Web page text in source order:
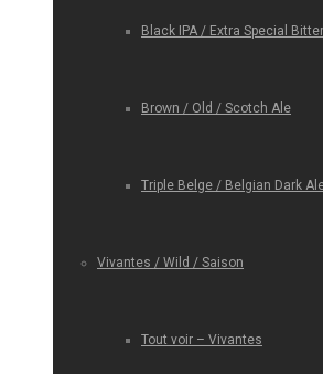
Black IPA / Extra Special Bitter
Brown / Old / Scotch Ale
Triple Belge / Belgian Dark
Vivantes / Wild / Saison
Tout voir – Vivantes